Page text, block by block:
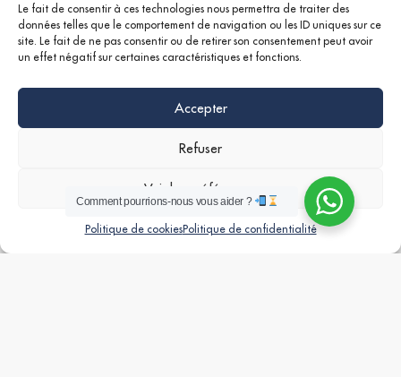
Le fait de consentir à ces technologies nous permettra de traiter des
données telles que le comportement de navigation ou les ID uniques sur ce
site. Le fait de ne pas consentir ou de retirer son consentement peut avoir
un effet négatif sur certaines caractéristiques et fonctions.
Accepter
Refuser
Voir les préférences
Politique de cookiesPolitique de confidentialité
Vue de la carte
Comment pourrions-nous vous aider ?